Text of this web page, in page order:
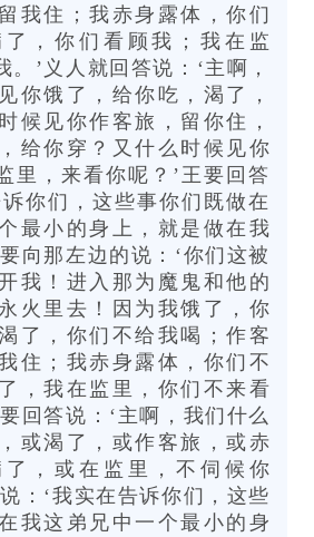
我住；我赤身露体，你们
，你们看顾我；我在监
。’义人就回答说：‘主啊，
你饿了，给你吃，渴了，
候见你作客旅，留你住，
给你穿？又什么时候见你
里，来看你呢？’王要回答
你们，这些事你们既做在
最小的身上，就是做在我
向那左边的说：‘你们这被
我！进入那为魔鬼和他的
火里去！因为我饿了，你
了，你们不给我喝；作客
住；我赤身露体，你们不
，我在监里，你们不来看
回答说：‘主啊，我们什么
或渴了，或作客旅，或赤
，或在监里，不伺候你
：‘我实在告诉你们，这些
我这弟兄中一个最小的身